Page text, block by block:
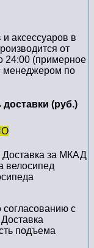
аксессуаров в
от
24:00 (примерное
менеджером по
(руб.)
Доставка за МКАД
велосипед
cогласованию с
подъема